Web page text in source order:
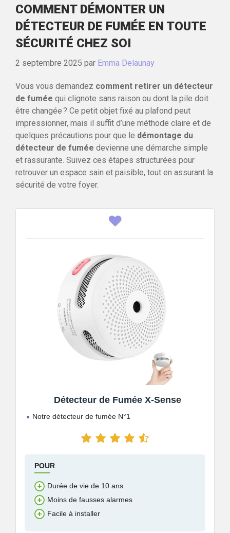
COMMENT DÉMONTER UN
DÉTECTEUR DE FUMÉE EN TOUTE
SÉCURITÉ CHEZ SOI
2 septembre 2025 par Emma Delaunay
Vous vous demandez comment retirer un détecteur
de fumée qui clignote sans raison ou dont la pile doit
être changée ? Ce petit objet fixé au plafond peut
impressionner, mais il suffit d’une méthode claire et de
quelques précautions pour que le démontage du
détecteur de fumée devienne une démarche simple
et rassurante. Suivez ces étapes structurées pour
retrouver un espace sain et paisible, tout en assurant la
sécurité de votre foyer.
Détecteur de Fumée X-Sense
Notre détecteur de fumée N°1
POUR
Durée de vie de 10 ans
Moins de fausses alarmes
Facile à installer